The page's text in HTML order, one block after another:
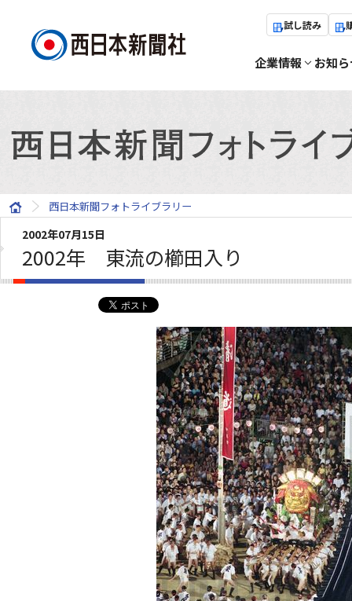
試し読み
企業情報 お知
西日本新聞フォトライブラリー
2002年07月15日
2002年 東流の櫛田入り